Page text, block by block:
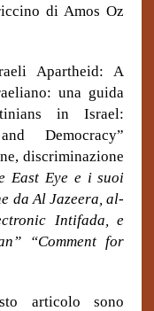
di Amos Oz
Apartheid: A
una guida
in Israel:
Democracy”
discriminazione
East Eye e i suoi
da Al Jazeera, al-
Intifada, e
“Comment for
articolo sono